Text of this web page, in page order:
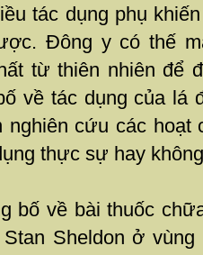
tác dụng phụ
Đông y có thế
từ thiên nhiên để
về tác dụng của lá
nghiên cứu các hoạt
thực sự hay
bố về bài thuốc
Sheldon ở vùng